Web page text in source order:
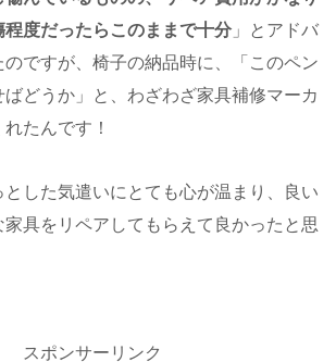
度だったらこのままで十分 」とアドバ
ですが、椅子の納品時に、「このペン
どうか」と、わざわざ家具補修マーカ
たんです！
した気遣いにとても心が温まり、良い
具をリペアしてもらえて良かったと思
スポンサーリンク